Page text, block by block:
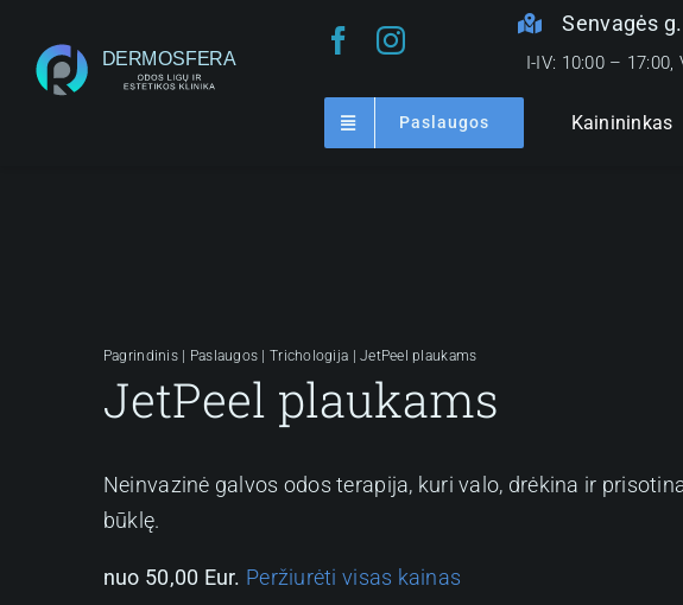
content
Senvagės
I-IV: 10:00 – 17:00,
Paslaugos Kainininkas
Pagrindinis| Paslaugos Trichologija |JetPeel plaukams
JetPeel plaukams
Neinvazinė galvos odos terapija, kuri valo, drėkina ir
būklę.
nuo 50,00 Eur. Peržiurėti visas kainas